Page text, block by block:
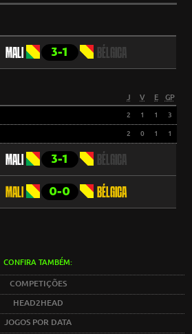
MALI 3-1 BÉLGICA
J V E GP
2 1 1 3
2 0 1 1
MALI 3-1 BÉLGICA
MALI 0-0 BÉLGICA
CONFIRA TAMBÉM:
COMPETIÇÕES
HEAD2HEAD
JOGOS POR DATA